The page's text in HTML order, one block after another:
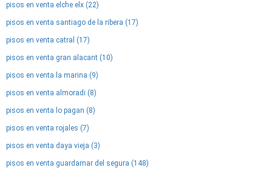
pisos en venta elche elx (22)
pisos en venta santiago de la ribera (17)
pisos en venta catral (17)
pisos en venta gran alacant (10)
pisos en venta la marina (9)
pisos en venta almoradi (8)
pisos en venta lo pagan (8)
pisos en venta rojales (7)
pisos en venta daya vieja (3)
pisos en venta guardamar del segura (148)